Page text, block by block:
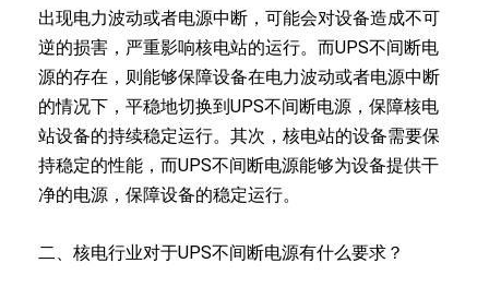
出现电力波动或者电源中断，可能会对设备造成不可
逆的损害，严重影响核电站的运行。而UPS不间断电
源的存在，则能够保障设备在电力波动或者电源中断
的情况下，平稳地切换到UPS不间断电源，保障核电
站设备的持续稳定运行。其次，核电站的设备需要保
持稳定的性能，而UPS不间断电源能够为设备提供干
净的电源，保障设备的稳定运行。
二、核电行业对于UPS不间断电源有什么要求？